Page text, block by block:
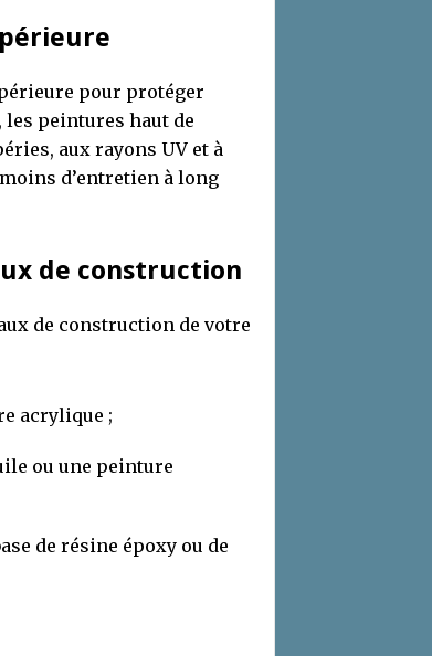
pour protéger
peintures haut de
aux rayons UV et à
d’entretien à long
de construction
de construction de votre
acrylique ;
ou une peinture
de résine époxy ou de